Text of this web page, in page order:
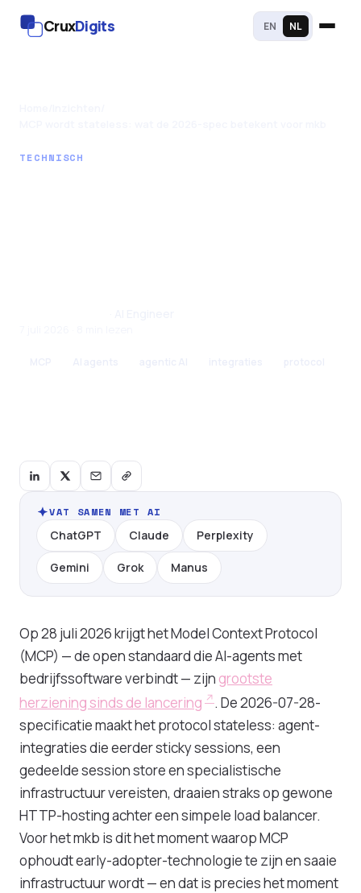
CruxDigits EN NL
TECHNISCH
VAT SAMEN MET AI
ChatGPT Claude Perplexity
Gemini Grok Manus
Op 28 juli 2026 krijgt het Model Context Protocol
(MCP) — de open standaard die AI-agents met
bedrijfssoftware verbindt — zijn grootste
herziening sinds de lancering
. De 2026-07-28-
specificatie maakt het protocol stateless: agent-
integraties die eerder sticky sessions, een
gedeelde session store en specialistische
infrastructuur vereisten, draaien straks op gewone
HTTP-hosting achter een simpele load balancer.
Voor het mkb is dit het moment waarop MCP
ophoudt early-adopter-technologie te zijn en saaie
infrastructuur wordt — en dat is precies het moment